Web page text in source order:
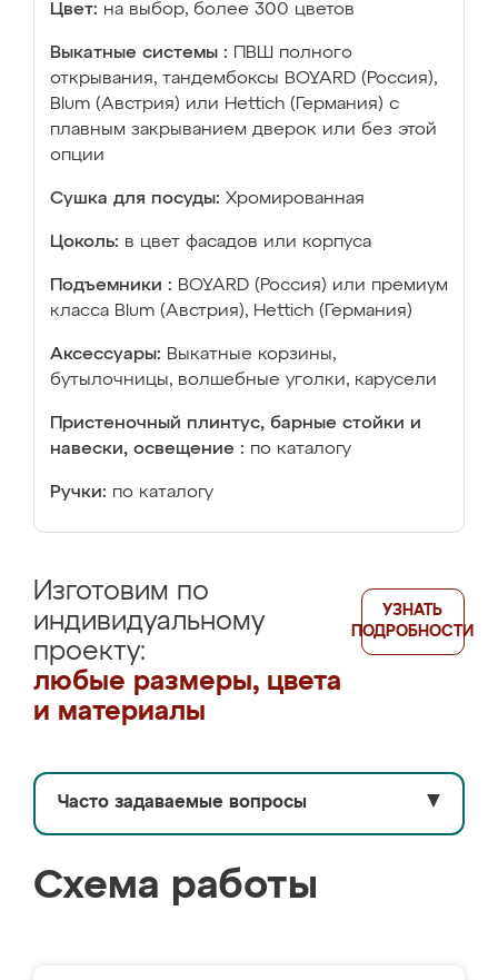
Цвет: на выбор, более 300 цветов
Выкатные системы :
ПВШ полного
открывания, тандембоксы BOYARD (Россия),
Blum (Австрия) или Hettich (Германия) с
плавным закрыванием дверок или без этой
опции
Сушка для посуды: Хромированная
Цоколь: в цвет фасадов или корпуса
Подъемники : BOYARD (Россия) или премиум
класса Blum (Австрия), Hettich (Германия)
Аксессуары: Выкатные корзины,
бутылочницы, волшебные уголки, карусели
Пристеночный плинтус, барные стойки и
навески, освещение : по каталогу
Ручки: по каталогу
Изготовим по
индивидуальному
проекту:
любые размеры, цвета
и материалы
УЗНАТЬ
ПОДРОБНОСТИ
Часто задаваемые вопросы ▼
Схема работы